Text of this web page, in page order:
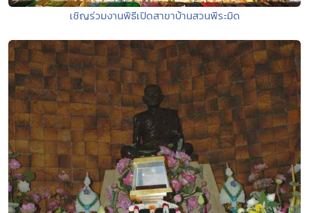
เชิญร่วมงานพิธีเปิดสาขาบ้านสวนพีระมิด